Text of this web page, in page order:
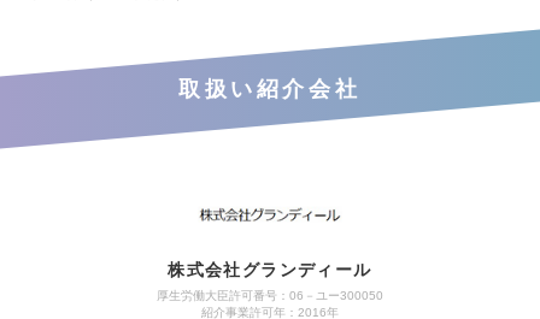
取扱い紹介会社
株式会社グランディール
厚生労働大臣許可番号：06－ユー300050
紹介事業許可年：2016年